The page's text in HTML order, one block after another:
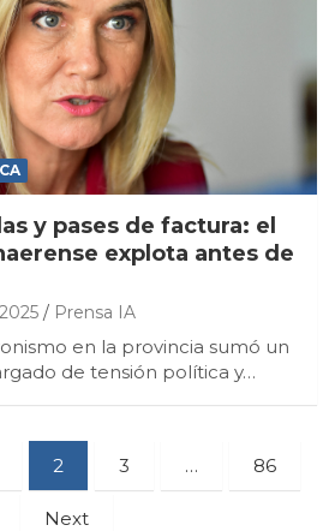
y pases de factura: el
explota antes de
Prensa IA
en la provincia sumó un
de tensión política y…
2 3 … 86
Next